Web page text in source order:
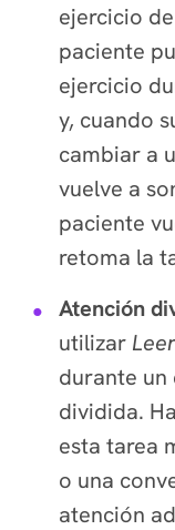
ejercicio
paciente
ejercicio
y, cuando
cambiar a
vuelve a
paciente
retoma la
Atención
utilizar
durante un
dividida.
esta tarea
o una
atención